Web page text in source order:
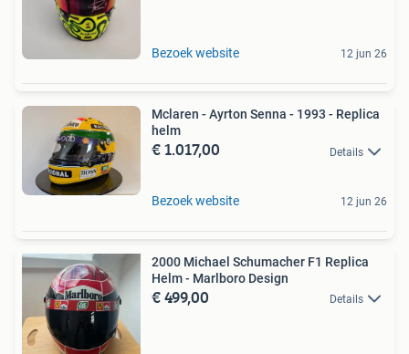
Bezoek website 12 jun 26
Mclaren - Ayrton Senna - 1993 - Replica
helm
€ 1.017,00 Details
Bezoek website 12 jun 26
2000 Michael Schumacher F1 Replica
Helm - Marlboro Design
€ 499,00 Details